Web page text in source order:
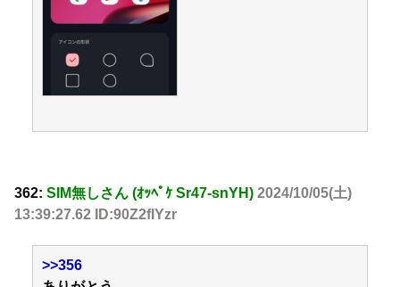
362: SIM無しさん (ｵｯﾍﾟｹ Sr47-snYH) 2024/10/05(土)
13:39:27.62 ID:90Z2fIYzr
>>356